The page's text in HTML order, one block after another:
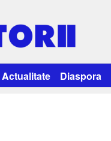
Actualitate Diaspora